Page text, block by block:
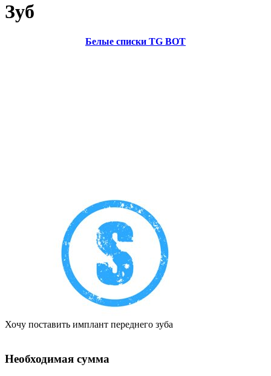
Зуб
Белые списки TG BOT
Хочу поставить имплант переднего зуба
Необходимая сумма